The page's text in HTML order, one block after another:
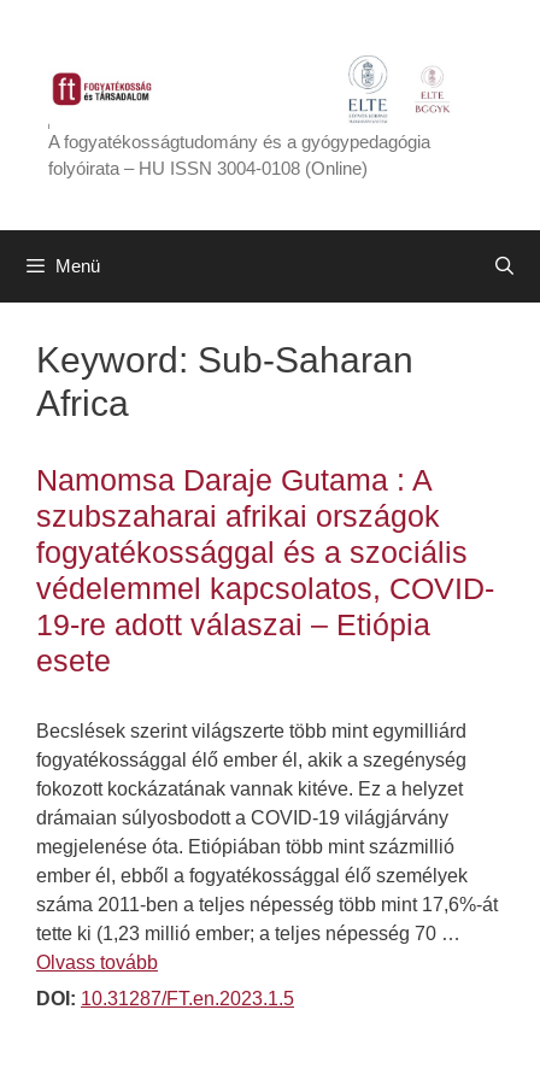
tartalomba
A fogyatékosságtudomány és a gyógypedagógia
folyóirata – HU ISSN 3004-0108 (Online)
Menü
Keyword: Sub-Saharan
Africa
Namomsa Daraje Gutama : A
szubszaharai afrikai országok
fogyatékossággal és a szociális
védelemmel kapcsolatos, COVID-
19-re adott válaszai – Etiópia
esete
Becslések szerint világszerte több mint egymilliárd
fogyatékossággal élő ember él, akik a szegénység
fokozott kockázatának vannak kitéve. Ez a helyzet
drámaian súlyosbodott a COVID-19 világjárvány
megjelenése óta. Etiópiában több mint százmillió
ember él, ebből a fogyatékossággal élő személyek
száma 2011-ben a teljes népesség több mint 17,6%-át
tette ki (1,23 millió ember; a teljes népesség 70 …
Olvass tovább
DOI: 10.31287/FT.en.2023.1.5